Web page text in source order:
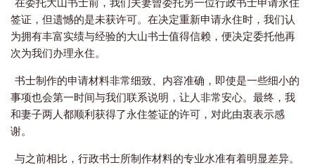
签证，但遗憾的是未获许可。 在决定重新申请永住时，我们认
为拥有丰富实绩与经验的大山书士值得信赖，便决定委托他再
次为我们办理永住。
书士制作的申请材料非常细致、内容准确，即使是一些细小的
事项也会第一时间与我们联系说明，让人非常安心。 最终，我
和妻子两人都顺利获得了永住签证的许可，对此由衷表示感
谢。
与之前相比，行政书士所制作材料的专业水准有着明显差异。